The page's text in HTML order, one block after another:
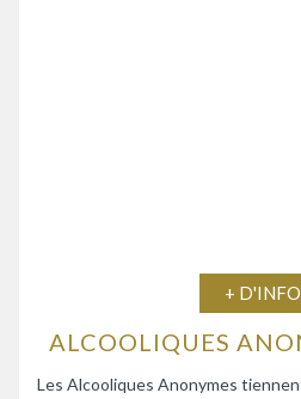
+
Les Alcooliques Anonymes